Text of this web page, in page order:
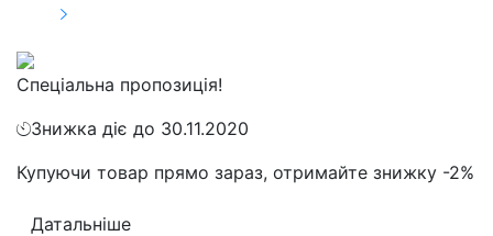
Спеціальна пропозиція!
Знижка діє до 30.11.2020
Купуючи товар прямо зараз, отримайте знижку -2%
Датальніше